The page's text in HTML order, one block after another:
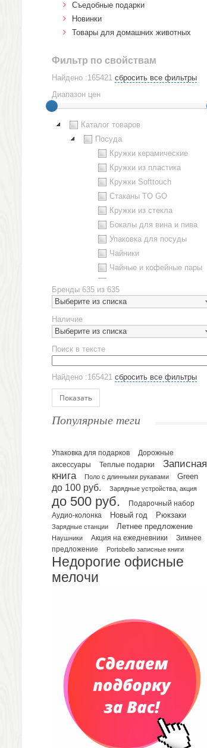
Cъедобные подарки
Новинки
Товары для домашних животных
Фильтр по свойствам
Найдено :165421 сбросить все фильтры
Диапазон цен
Каталог товаров
Посуда
Кружки керамические
Кружки из пластика
Кружки Softtouch
Стаканы TO GO
Кружки из стекла
Бокалы для вина и пива
Упаковка для посуды
Чайники
Чайные и кофейные пары
Наборы посуды
Предметы сервировки
Стаканы
Эко кружки
ЕВРОПОСУДА
Аксессуары
Ежедневники и блокноты
Датированные ежедневники
Планинги и телефонные
Планинги датированные
Планинги
Еженедельники
Органайзер на ежедневник
Сумки и Рюкзаки
Сумки для планшетов и
Рюкзаки
Несессеры и косметички
Сумки спортивные
Портфели
Чехлы для планшетов и
Сумка на пояс или шею
Аксессуары
Женские сумки
Уютный дом
Бренды 635 из 635
Выберите из списка
Наличие
Выберите из списка
Поиск в тексте
Найдено :165421 сбросить все фильтры
Показать
Популярные теги
Упаковка для подарков
Дорожные
аксессуары
Теплые подарки
Записная
книга
Поло с длинными рукавами Green
до 100 руб. Зарядные устройства, акция
до 500 руб. Подарочный набор
Аудио-колонка Новый год Рюкзаки
Зарядные станции Летнее предложение
Наушники Акция на ежедневники
Зимнее
предложение
Portobello записные книги
Недорогие офисные
мелочи